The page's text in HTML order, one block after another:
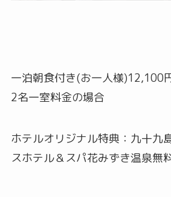
一泊朝食付き(お一人様
2名一室料金の場合
ホテルオリジナル特典：九十九
スホテル＆スパ花みずき温泉無